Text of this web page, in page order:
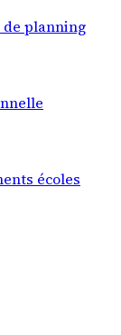
planning
écoles